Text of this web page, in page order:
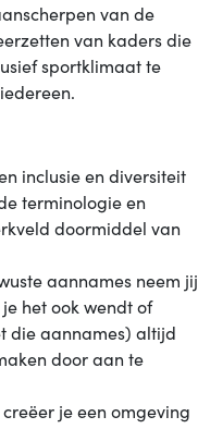
van de
van kaders die
sportklimaat te
inclusie en diversiteit
terminologie en
doormiddel van
aannames neem jij
het ook wendt of
die aannames) altijd
door aan te
creëer je een omgeving